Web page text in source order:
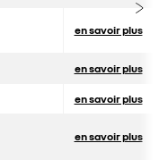
en savoir plus
en savoir plus
en savoir plus
en savoir plus